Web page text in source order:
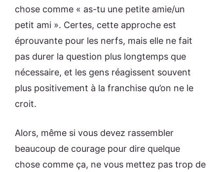
chose comme « as-tu une petite amie/un
petit ami ». Certes, cette approche est
éprouvante pour les nerfs, mais elle ne fait
pas durer la question plus longtemps que
nécessaire, et les gens réagissent souvent
plus positivement à la franchise qu’on ne le
croit.
Alors, même si vous devez rassembler
beaucoup de courage pour dire quelque
chose comme ça, ne vous mettez pas trop de